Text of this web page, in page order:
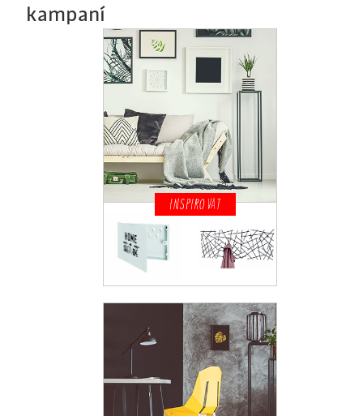
kampaní
INSPIROVAT